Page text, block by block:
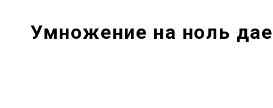
Умножение на ноль